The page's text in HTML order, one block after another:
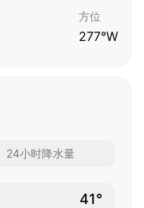
方位
277°W
24小时降水量
41°